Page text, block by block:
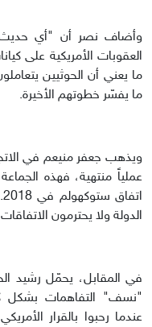
وأضاف نصر أن "أي
العقوبات الأمريكية على
ما يعني أن الحوثيين
ما يفسّر خطوتهم الأخيرة.
ويذهب جعفر منيعم في
عملياً منتهية، فهذه
الدولة ولا يحترمون
في المقابل، يحمّل رشيد
"نسف" التفاهمات بشكل
عندما رحبوا بالقرار